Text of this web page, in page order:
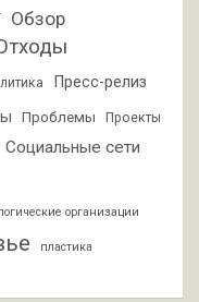
Обзор
Пресс-релиз
Проблемы Проекты
Социальные сети
организации
пластика